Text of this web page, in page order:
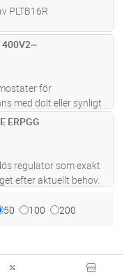
PLTB16R
för
med dolt eller synligt
Modell med synligt
samt i 400?
system) e
ERPGG
regulator som exakt
efter aktuellt behov.
mellan nätet och en
50 100 200